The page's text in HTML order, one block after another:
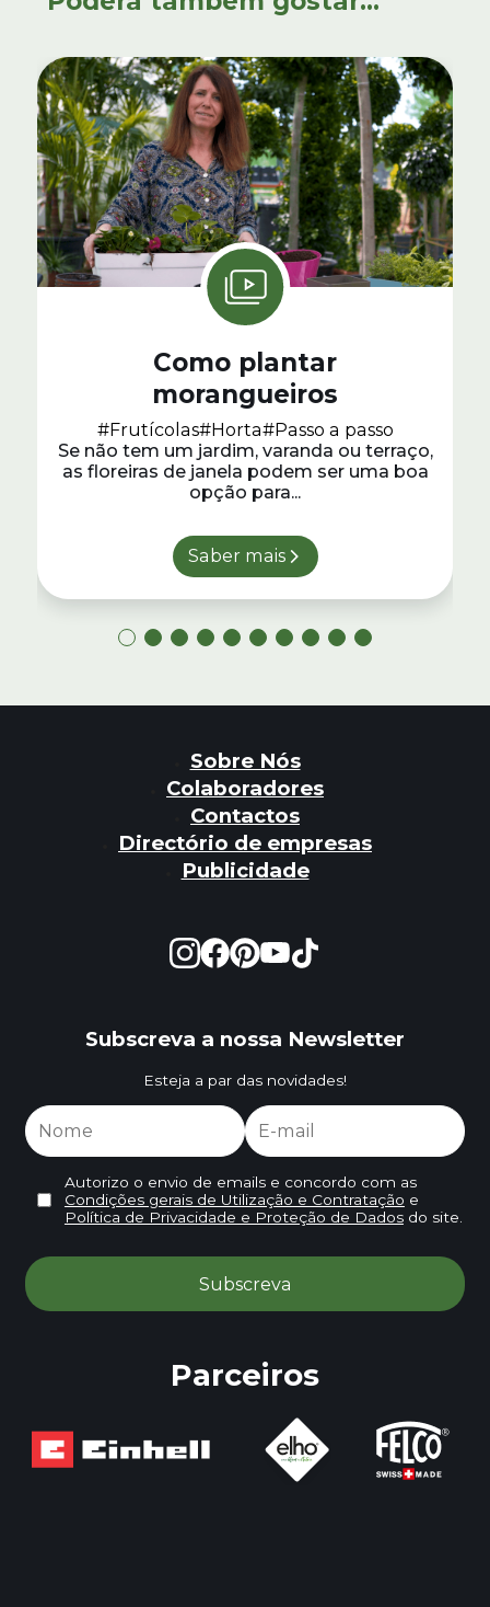
Como plantar
morangueiros
#Frutícolas#Horta#Passo a passo
Se não tem um jardim, varanda ou terraço,
as floreiras de janela podem ser uma boa
opção para...
Saber mais
Sobre Nós
Colaboradores
Contactos
Directório de empresas
Publicidade
Subscreva a nossa Newsletter
Esteja a par das novidades!
Autorizo o envio de emails e concordo com as
Condições gerais de Utilização e Contratação e
Política de Privacidade e Proteção de Dadosdo site.
Parceiros